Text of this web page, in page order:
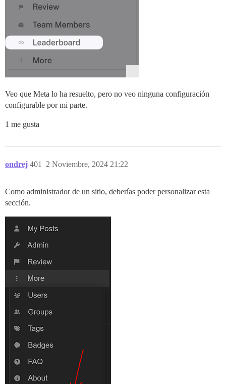
Veo que Meta lo ha resuelto, pero no veo ninguna configuración
configurable por mi parte.
1 me gusta
ondrej 2 Noviembre, 2024 21:22
401
Como administrador de un sitio, deberías poder personalizar esta
sección.